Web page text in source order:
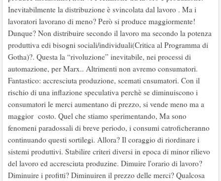
Inevitabilmente la distribuzione è svincolata dal lavoro . Ma i
lavoratori lavorano di meno? Però si produce maggiormente!
Dunque? Non distribuire secondo il lavoro ma secondo la potenza
produttiva edi bisogni sociali/individuali(Critica al Programma di
Gotha)?. Questa la “rivoluzione” inevitabile, nei processi di
automazione, per Marx.. Altrimenti non avremo consumatori.
Fantastico: accresciuta produzione, scemati cnsumatori. Con il
rischio di una inflazione speculativa perchè se diminuiscono i
consumatori le merci aumentano di prezzo, si vende meno ma a
maggior costo. Quel che stiamo sperimentando, Ma sono
fenomeni paradossali di breve periodo, i consumi catroficheranno
continuando questi sortilegi. Allora? Il coraggio di riordinare i
sistemi produttivi. Stabilire criteri diversi in epoca di minor rilievo
del lavoro ed accresciuta produzine. Dimuire l'orario di lavoro?
Diminuire i profitti? Diminuiren il prezzo delle merci? Qualcosa